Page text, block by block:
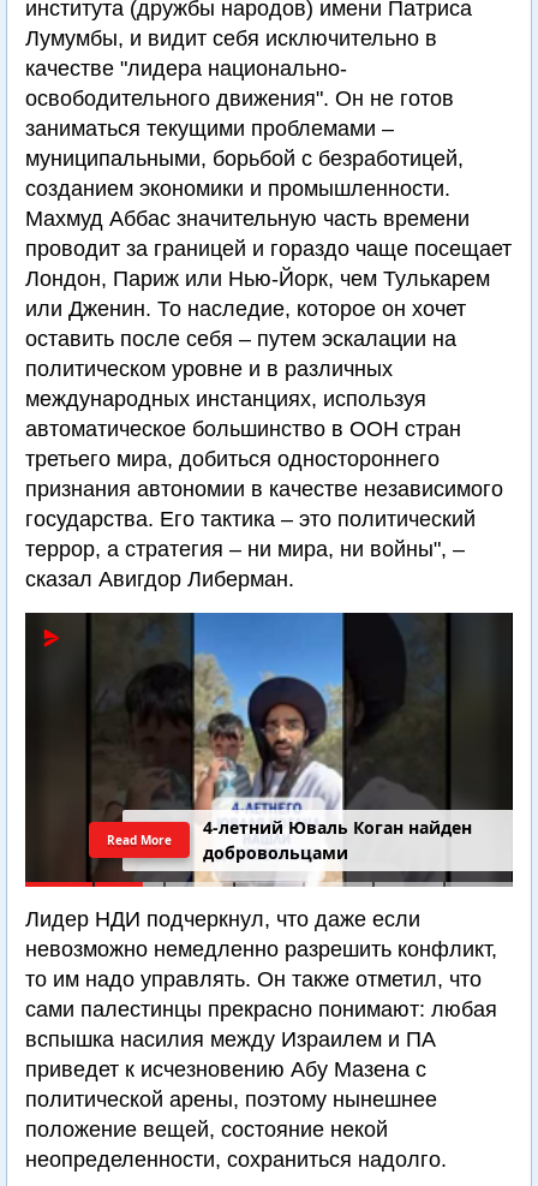
института (дружбы народов) имени Патриса
Лумумбы, и видит себя исключительно в
качестве "лидера национально-
освободительного движения". Он не готов
заниматься текущими проблемами –
муниципальными, борьбой с безработицей,
созданием экономики и промышленности.
Махмуд Аббас значительную часть времени
проводит за границей и гораздо чаще посещает
Лондон, Париж или Нью-Йорк, чем Тулькарем
или Дженин. То наследие, которое он хочет
оставить после себя – путем эскалации на
политическом уровне и в различных
международных инстанциях, используя
автоматическое большинство в ООН стран
третьего мира, добиться одностороннего
признания автономии в качестве независимого
государства. Его тактика – это политический
террор, а стратегия – ни мира, ни войны", –
сказал Авигдор Либерман.
4-летний Юваль Коган найден
добровольцами
Read More
Лидер НДИ подчеркнул, что даже если
невозможно немедленно разрешить конфликт,
то им надо управлять. Он также отметил, что
сами палестинцы прекрасно понимают: любая
вспышка насилия между Израилем и ПА
приведет к исчезновению Абу Мазена с
политической арены, поэтому нынешнее
положение вещей, состояние некой
неопределенности, сохраниться надолго.